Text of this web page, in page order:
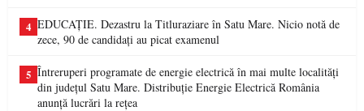
4 EDUCAȚIE. Dezastru la Titluraziare în Satu Mare. Nicio notă de
zece, 90 de candidați au picat examenul
5 Întreruperi programate de energie electrică în mai multe localități
din județul Satu Mare. Distribuție Energie Electrică România
anunță lucrări la rețea